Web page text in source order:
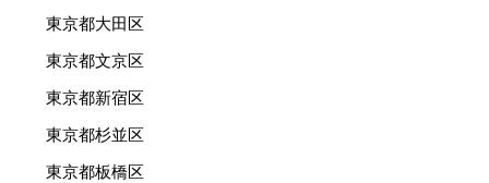
東京都大田区
東京都文京区
東京都新宿区
東京都杉並区
東京都板橋区